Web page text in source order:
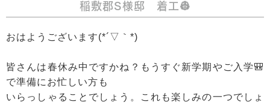
稲敷郡S様邸 着工👷
おはようございます(*´▽｀*)
皆さんは春休み中ですかね？もうすぐ新学期やご入学🎒
で準備にお忙しい方も
いらっしゃることでしょう。これも楽しみの一つでしょ